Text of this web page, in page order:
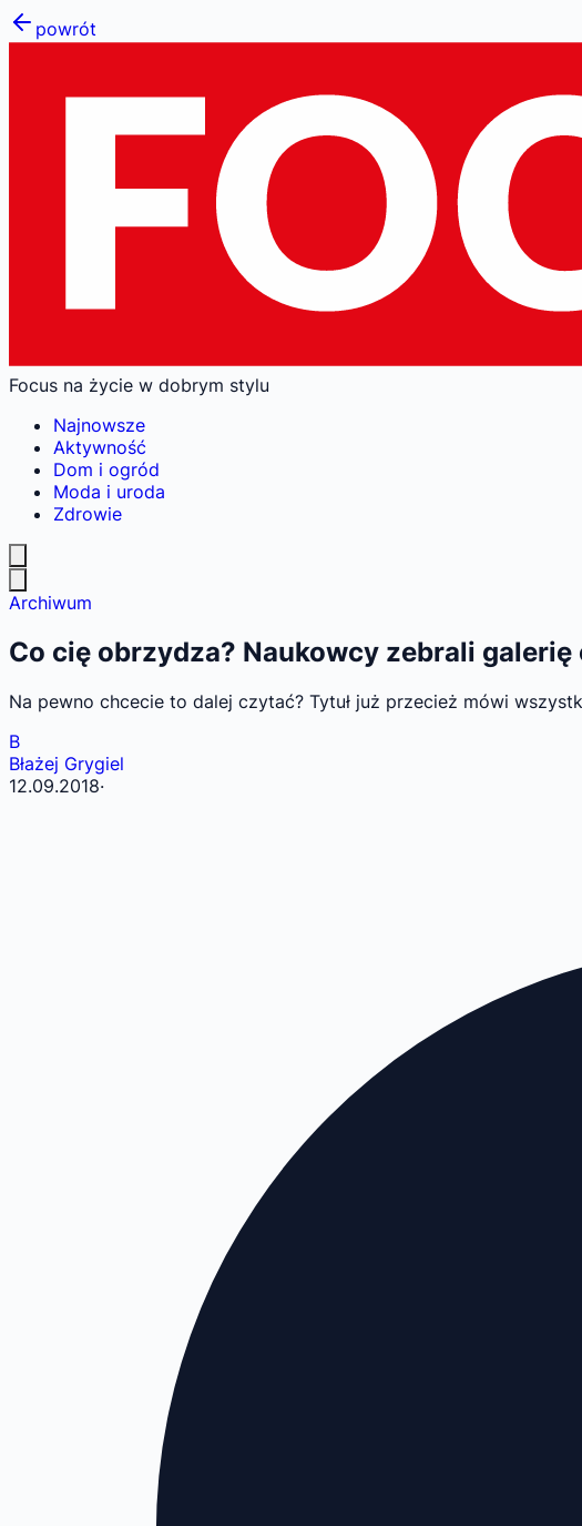
powrót
Focus na życie w dobrym stylu
Najnowsze
Aktywność
Dom i ogród
Moda i uroda
Zdrowie
Archiwum
Co cię obrzydza? Naukowcy zebrali
Na pewno chcecie to dalej czytać? Tytuł już przecież mówi
B
Błażej Grygiel
12.09.2018·